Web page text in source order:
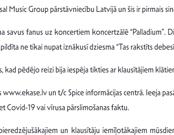
Music Group pārstāvniecību Latvijā un šis ir pirmais
savus fanus uz koncertiem koncertzālē
ne tikai nupat iznākusī dziesma “Tas rakstīts
kad pēdējo reizi bija iespēja tikties ar klausītājiem
www.ekase.lv un t/c Spice informācijas centrā. Ieeja
Covid-19 vai vīrusa pārslimošanas faktu.
un klausītāju iemīļotākajiem